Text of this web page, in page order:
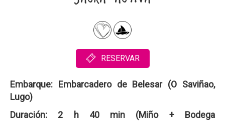
RESERVAR
Embarque: Embarcadero de Belesar (O Saviñao,
Lugo)
Duración: 2 h 40 min (Miño + Bodega